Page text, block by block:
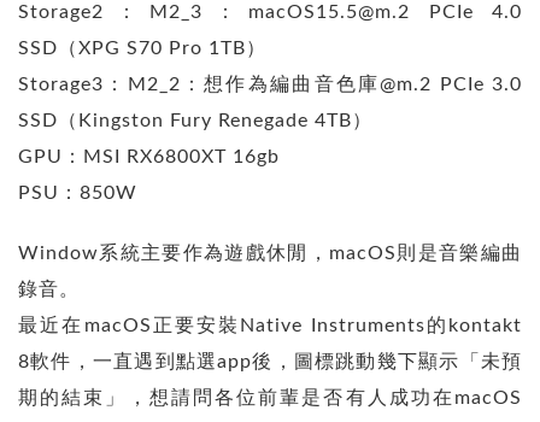
Storage2：M2_3：macOS15.5@m.2 PCIe 4.0
SSD（XPG S70 Pro 1TB）
Storage3：M2_2：想作為編曲音色庫@m.2 PCIe 3.0
SSD（Kingston Fury Renegade 4TB）
GPU：MSI RX6800XT 16gb
PSU：850W
Window系統主要作為遊戲休閒，macOS則是音樂編曲
錄音。
最近在macOS正要安裝Native Instruments的kontakt
8軟件，一直遇到點選app後，圖標跳動幾下顯示「未預
期的結束」，想請問各位前輩是否有人成功在macOS